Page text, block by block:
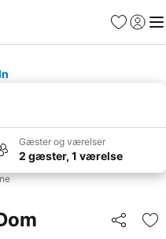
Favoritter
Log ind
Gæster og værelser
2 gæster, 1 værelse
Del